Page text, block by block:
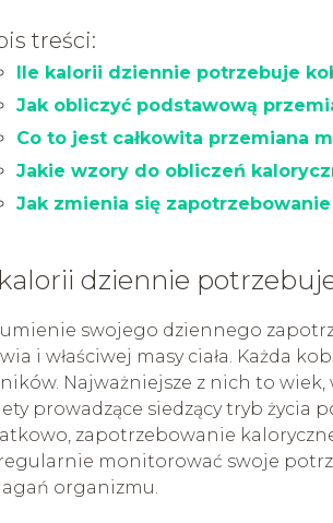
treści:
Ile kalorii dziennie potrzebuje
Jak obliczyć podstawową
Co to jest całkowita przemiana
Jakie wzory do obliczeń
Jak zmienia się
dziennie
swojego dziennego
i właściwej masy ciała. Każda
Najważniejsze z nich to wiek,
prowadzące siedzący tryb życia
zapotrzebowanie
monitorować swoje
organizmu.